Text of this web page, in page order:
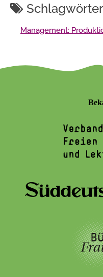
Schlagwörter
Management: